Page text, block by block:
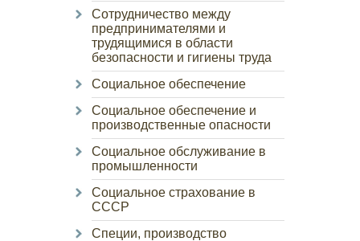
Сотрудничество между
предпринимателями и
трудящимися в области
безопасности и гигиены труда
Социальное обеспечение
Социальное обеспечение и
производственные опасности
Социальное обслуживание в
промышленности
Социальное страхование в
СССР
Специи, производство